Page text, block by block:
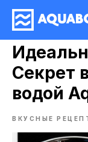
Секрет
водой
ВКУСНЫЕ